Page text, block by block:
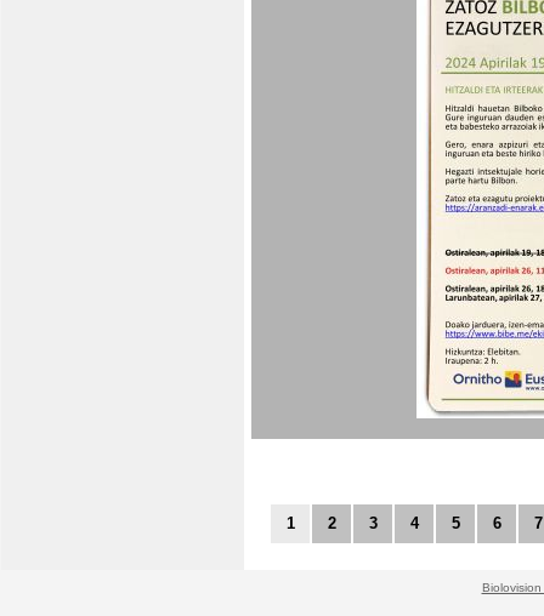
1 2 3 4 5 6 7
Biolovision